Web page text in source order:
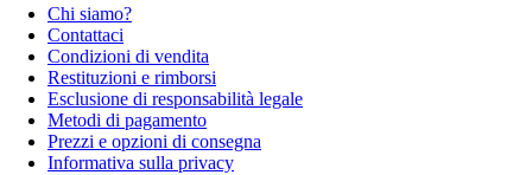
Chi siamo?
Contattaci
Condizioni di vendita
Restituzioni e rimborsi
Esclusione di responsabilità legale
Metodi di pagamento
Prezzi e opzioni di consegna
Informativa sulla privacy